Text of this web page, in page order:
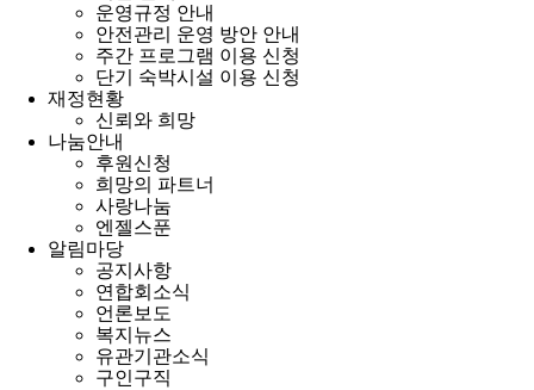
운영규정 안내
안전관리 운영 방안 안내
주간 프로그램 이용 신청
단기 숙박시설 이용 신청
재정현황
신뢰와 희망
나눔안내
후원신청
희망의 파트너
사랑나눔
엔젤스푼
알림마당
공지사항
연합회소식
언론보도
복지뉴스
유관기관소식
구인구직